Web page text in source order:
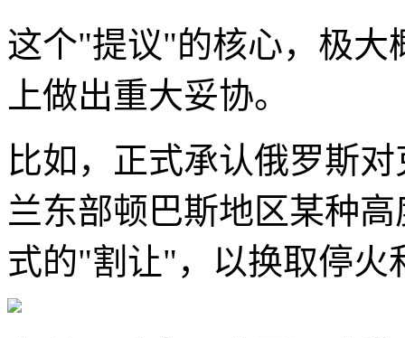
这个"提议"的核心，极大
上做出重大妥协。
比如，正式承认俄罗斯
兰东部顿巴斯地区某种
式的"割让"，以换取停火